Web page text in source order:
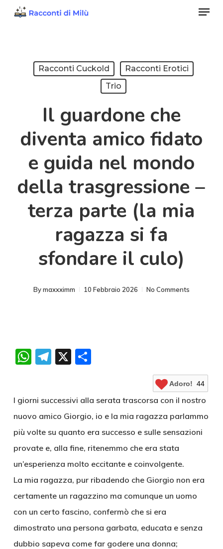
Menu
Racconti Cuckold
Racconti Erotici
Trio
Il guardone che
diventa amico fidato
e guida nel mondo
della trasgressione –
terza parte (la mia
ragazza si fa
sfondare il culo)
Bymaxxximm 10 Febbraio 2026 No Comments
WhatsApp
Telegram
X Condividi
Adoro! 44
I giorni successivi alla serata trascorsa con il nostro
nuovo amico Giorgio, io e la mia ragazza parlammo
più volte su quanto era successo e sulle sensazioni
provate e, alla fine, ritenemmo che era stata
un’esperienza molto eccitante e coinvolgente.
La mia ragazza, pur ribadendo che Giorgio non era
certamente un ragazzino ma comunque un uomo
con un certo fascino, confermò che si era
dimostrato una persona garbata, educata e senza
dubbio sapeva come far godere una donna;